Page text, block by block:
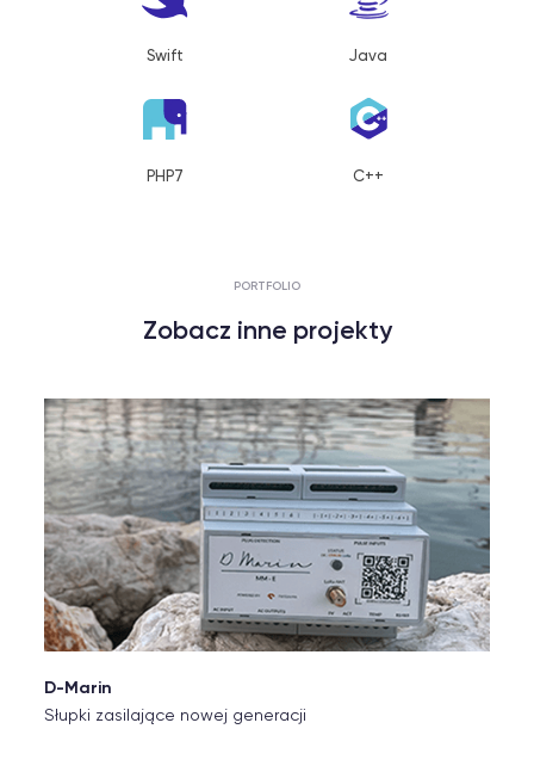
Swift Java
PHP7 C++
PORTFOLIO
Zobacz inne projekty
D-Marin
Słupki zasilające nowej generacji